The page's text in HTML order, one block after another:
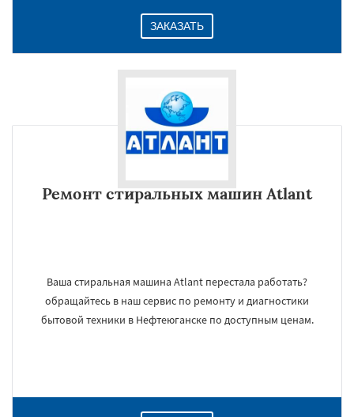
ЗАКАЗАТЬ
Ремонт стиральных машин Atlant
Ваша стиральная машина Atlant перестала работать?
обращайтесь в наш сервис по ремонту и диагностики
бытовой техники в Нефтеюганске по доступным ценам.